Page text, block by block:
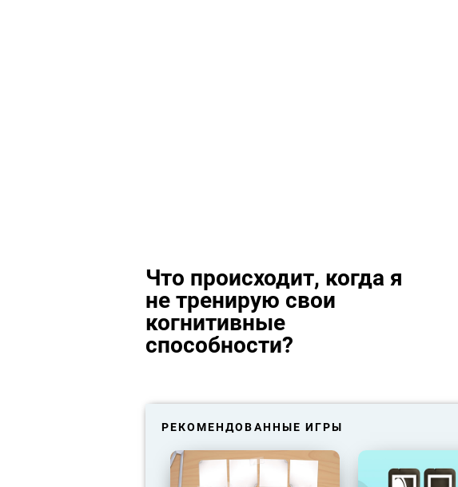
Что происходит, когда я
не тренирую свои
когнитивные
способности?
РЕКОМЕНДОВАННЫЕ ИГРЫ